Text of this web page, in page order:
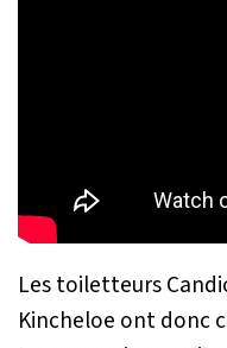
Les toiletteurs
Kincheloe ont donc